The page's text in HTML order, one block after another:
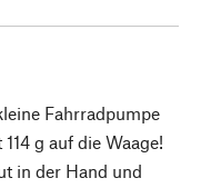
Fahrradpumpe
g auf die Waage!
in der Hand und